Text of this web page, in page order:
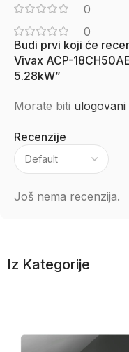
0
0
Recenzije
Još nema recenzija.
Budi prvi koji će
Vivax ACP-
5.28kW”
Morate biti ulogovani
Iz Kategorije